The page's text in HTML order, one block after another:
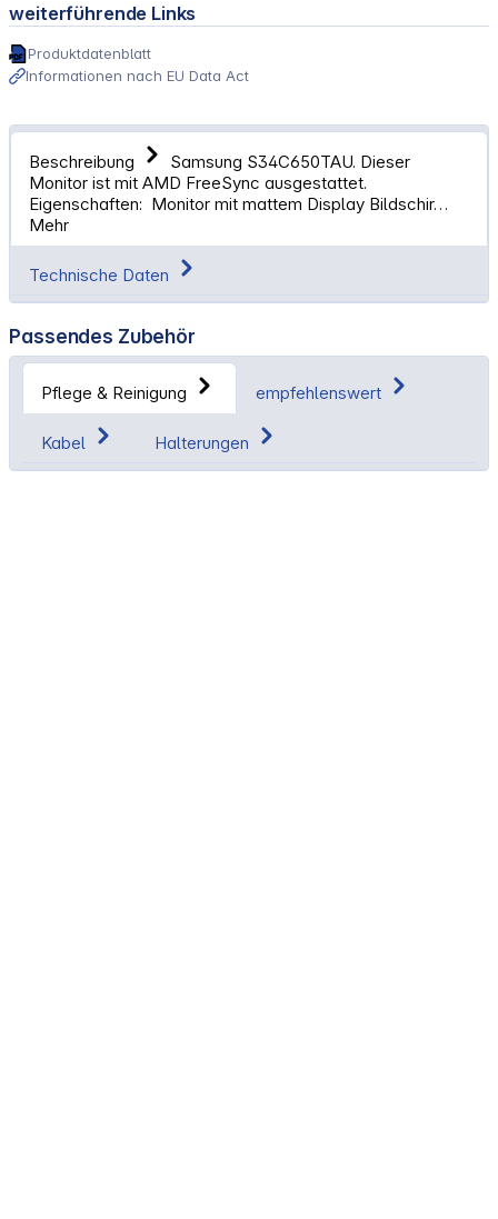
weiterführende Links
Produktdatenblatt
Informationen nach EU Data Act
Beschreibung
Samsung S34C650TAU. Dieser
Monitor ist mit AMD FreeSync ausgestattet.
Eigenschaften: Monitor mit mattem Display Bildschir…
Mehr
Technische Daten
Passendes Zubehör
Pflege & Reinigung empfehlenswert
Kabel Halterungen